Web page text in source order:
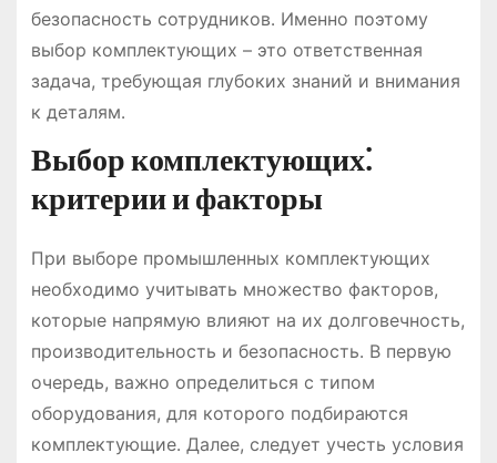
безопасность сотрудников․ Именно поэтому
выбор комплектующих – это ответственная
задача, требующая глубоких знаний и внимания
к деталям․
Выбор комплектующих⁚
критерии и факторы
При выборе промышленных комплектующих
необходимо учитывать множество факторов,
которые напрямую влияют на их долговечность,
производительность и безопасность․ В первую
очередь, важно определиться с типом
оборудования, для которого подбираются
комплектующие․ Далее, следует учесть условия